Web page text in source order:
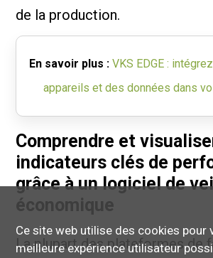
de la production.
En savoir plus : VKS EDGE :
appareils et des données dans
Comprendre et
indicateurs clés de
grâce à un logiciel de
économique
La plupart des plateformes de
Ce site web utilise des cookies pour
meilleure expérience utilisateur